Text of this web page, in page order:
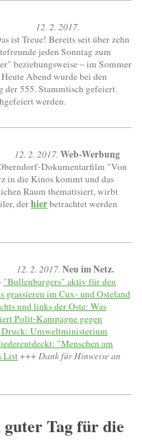
12. 2. 2017.
ist Treue! Bereits seit über zehn
jeden Sonntag zum
beziehungsweise – im Sommer
Abend wurde bei den
der 555. Stammtisch gefeiert.
werden.
12. 2. 2017. Web-Werbung
Dokumentarfilm "Von
in die Kinos kommt und das
Raum thematisiert, wirbt
derhierbetrachtet werden
12. 2. 2017. Neu im Netz.
"Bullenbargers" aktiv für den
im Cux- und Osteland
und links der Oste: Was
Polit-Kampagne gegen
Umweltministerium
"Menschen am
List+++ Dank für Hinweise an
Tag für die